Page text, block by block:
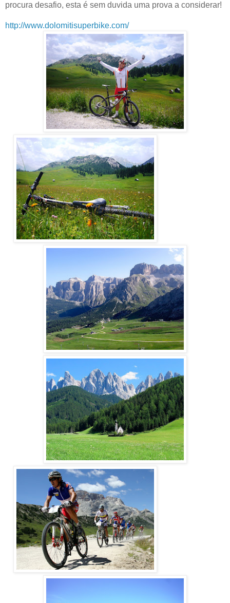
procura desafio, esta é sem duvida uma prova a considerar!
http://www.dolomitisuperbike.com/